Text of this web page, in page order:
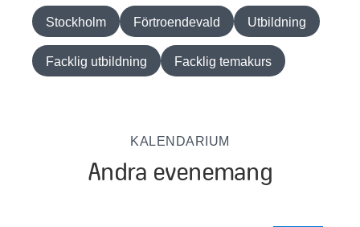
Stockholm Förtroendevald Utbildning
Facklig utbildning Facklig temakurs
KALENDARIUM
Andra evenemang